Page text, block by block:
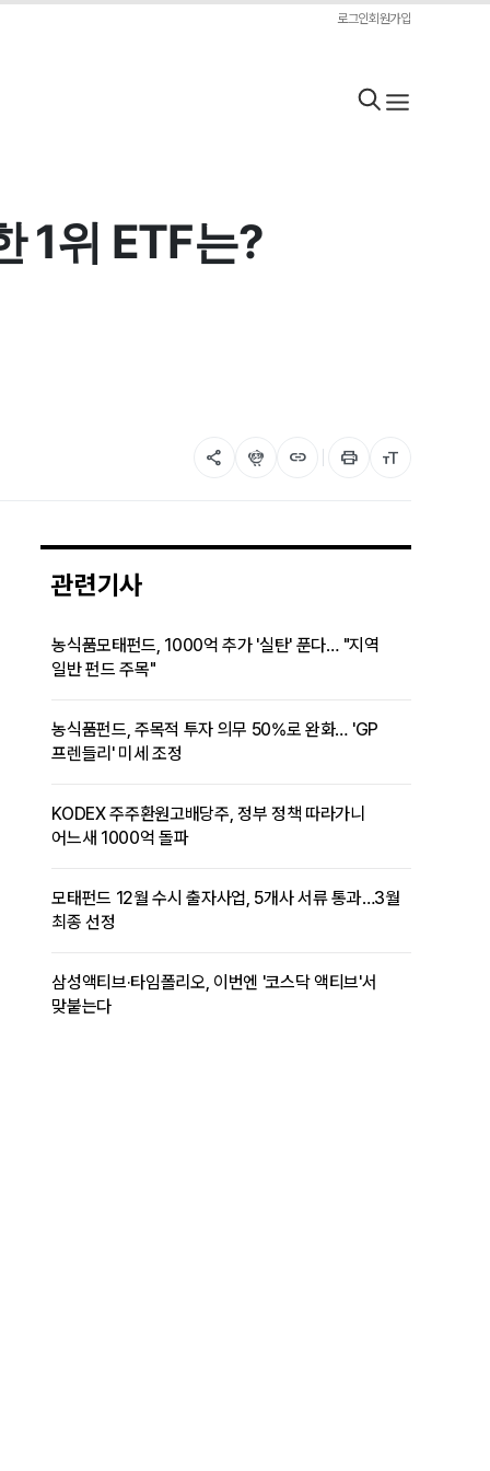
로그인회원가입
1위 ETF는?
share flutter_dash link print format_size
관련기사
농식품모태펀드, 1000억 추가 '실탄' 푼다… "지역
일반 펀드 주목"
농식품펀드, 주목적 투자 의무 50%로 완화… 'GP
프렌들리' 미세 조정
KODEX 주주환원고배당주, 정부 정책 따라가니
어느새 1000억 돌파
모태펀드 12월 수시 출자사업, 5개사 서류 통과…3월
최종 선정
삼성액티브·타임폴리오, 이번엔 '코스닥 액티브'서
맞붙는다